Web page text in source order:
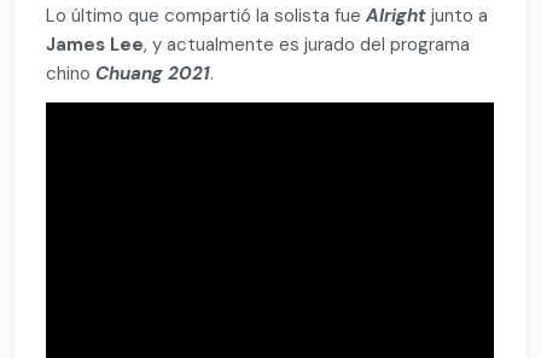
Lo último que compartió la solista fueAlright junto a
James Lee, y actualmente es jurado del programa
chino Chuang 2021.